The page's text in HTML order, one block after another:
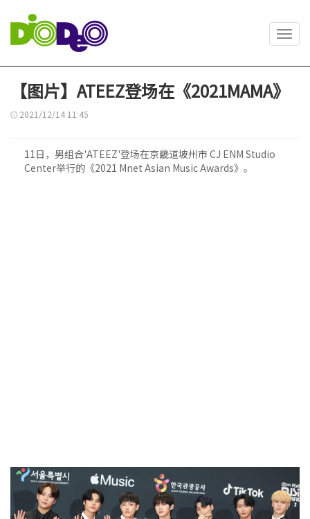
【图片】ATEEZ登场在《2021MAMA》
2021/12/14 11:45
11日，男组合'ATEEZ'登场在京畿道坡州市 CJ ENM Studio
Center举行的《2021 Mnet Asian Music Awards》。